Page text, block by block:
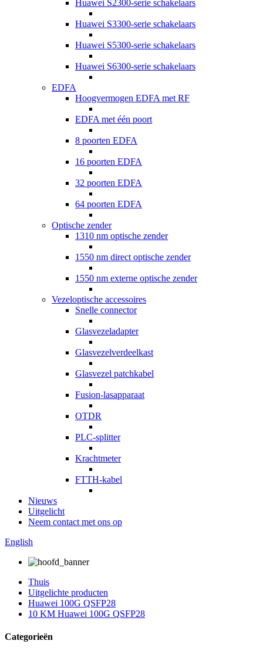
Huawei S2300-serie schakelaars
Huawei S3300-serie schakelaars
Huawei S5300-serie schakelaars
Huawei S6300-serie schakelaars
EDFA
Hoogvermogen EDFA met RF
EDFA met één poort
8 poorten EDFA
16 poorten EDFA
32 poorten EDFA
64 poorten EDFA
Optische zender
1310 nm optische zender
1550 nm direct optische zender
1550 nm externe optische zender
Vezeloptische accessoires
Snelle connector
Glasvezeladapter
Glasvezelverdeelkast
Glasvezel patchkabel
Fusion-lasapparaat
OTDR
PLC-splitter
Krachtmeter
FTTH-kabel
Nieuws
Uitgelicht
Neem contact met ons op
English
Thuis
Uitgelichte producten
Huawei 100G QSFP28
10 KM Huawei 100G QSFP28
Categorieën